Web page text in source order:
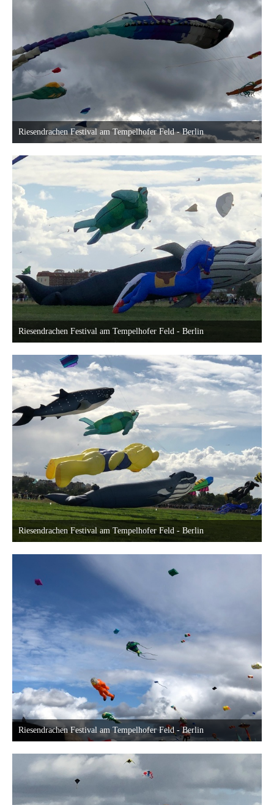
Riesendrachen Festival am Tempelhofer Feld - Berlin
18. September 2022 um 23:40
Riesendrachen Festival am Tempelhofer Feld - Berlin
18. September 2022 um 23:40
Riesendrachen Festival am Tempelhofer Feld - Berlin
18. September 2022 um 23:40
Riesendrachen Festival am Tempelhofer Feld - Berlin
18. September 2022 um 23:40